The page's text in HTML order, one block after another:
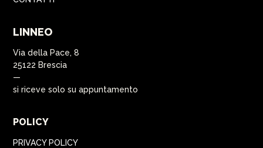
LINNEO
Via della Pace, 8
25122 Brescia
—
si riceve solo su appuntamento
POLICY
PRIVACY POLICY